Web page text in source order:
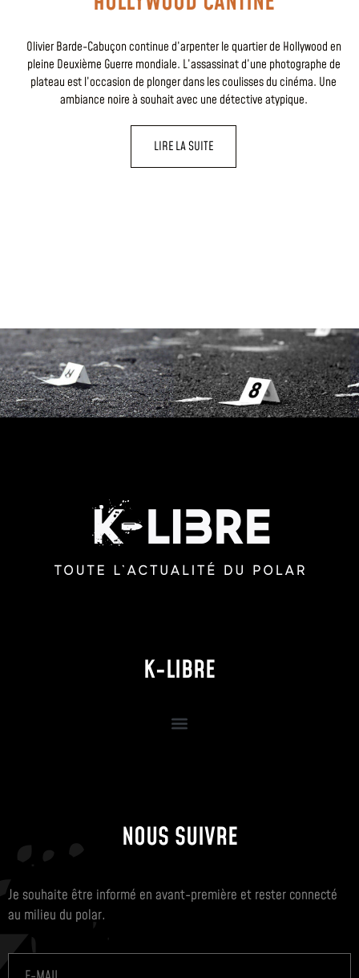
Olivier Barde-Cabuçon continue d’arpenter le quartier de Hollywood en
pleine Deuxième Guerre mondiale. L’assassinat d’une photographe de
plateau est l’occasion de plonger dans les coulisses du cinéma. Une
ambiance noire à souhait avec une détective atypique.
LIRE LA SUITE
K-LIBRE
NOUS SUIVRE
Je souhaite être informé en avant-première et rester connecté
au milieu du polar.